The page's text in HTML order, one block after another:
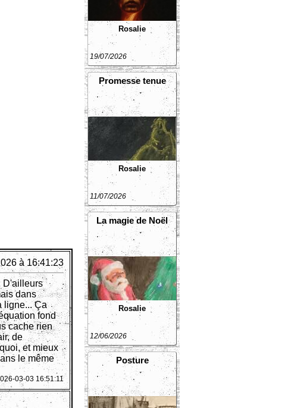
Rosalie
19/07/2026
Promesse tenue
Rosalie
11/07/2026
La magie de Noël
Rosalie
12/06/2026
Posture
à 16:41:23
D'ailleurs
dans
ligne... Ça
fond
cache rien
de
et mieux
le même
03-03 16:51:11